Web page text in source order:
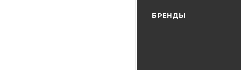
БРЕНДЫ